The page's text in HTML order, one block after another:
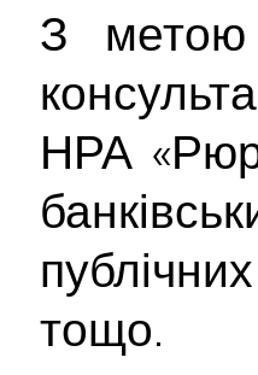
З метою
НРА
тощо.